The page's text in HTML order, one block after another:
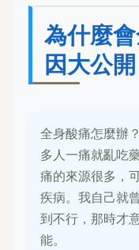
為什麼
因大公開
全身酸痛怎麼辦
多人一痛就亂吃
痛的來源很多，
疾病。我自己就
到不行，那時才
能。